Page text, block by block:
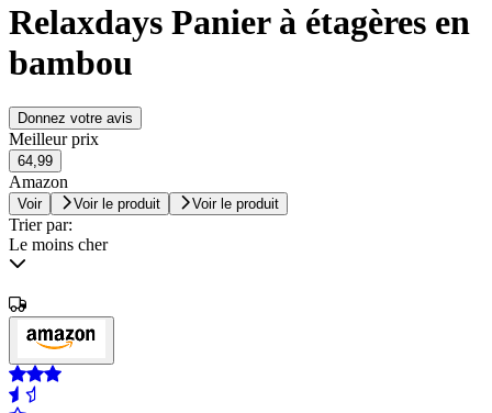
Relaxdays Panier à étagères en
bambou
Donnez votre avis
Meilleur prix
64,99
Amazon
Voir Voir le produit Voir le produit
Trier par:
Le moins cher